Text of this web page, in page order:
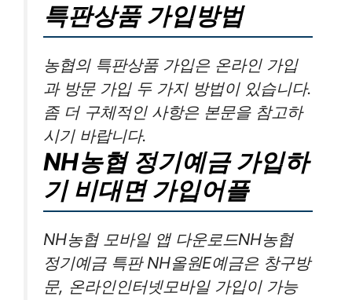
특판상품 가입방법
농협의 특판상품 가입은 온라인 가입
과 방문 가입 두 가지 방법이 있습니다.
좀 더 구체적인 사항은 본문을 참고하
시기 바랍니다.
NH농협 정기예금 가입하
기 비대면 가입어플
NH농협 모바일 앱 다운로드NH농협
정기예금 특판 NH올원E예금은 창구방
문, 온라인인터넷모바일 가입이 가능